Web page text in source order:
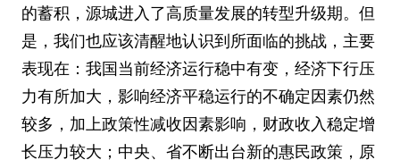
的蓄积，源城进入了高质量发展的转型升级期。但
是，我们也应该清醒地认识到所面临的挑战，主要
表现在：我国当前经济运行稳中有变，经济下行压
力有所加大，影响经济平稳运行的不确定因素仍然
较多，加上政策性减收因素影响，财政收入稳定增
长压力较大；中央、省不断出台新的惠民政策，原